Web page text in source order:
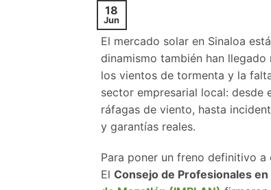
18
Jun
El mercado solar en Sinaloa
dinamismo también han
los vientos de tormenta y la
sector empresarial local: desde
ráfagas de viento, hasta
y garantías reales.
Para poner un freno definitivo
El Consejo de Profesionales en